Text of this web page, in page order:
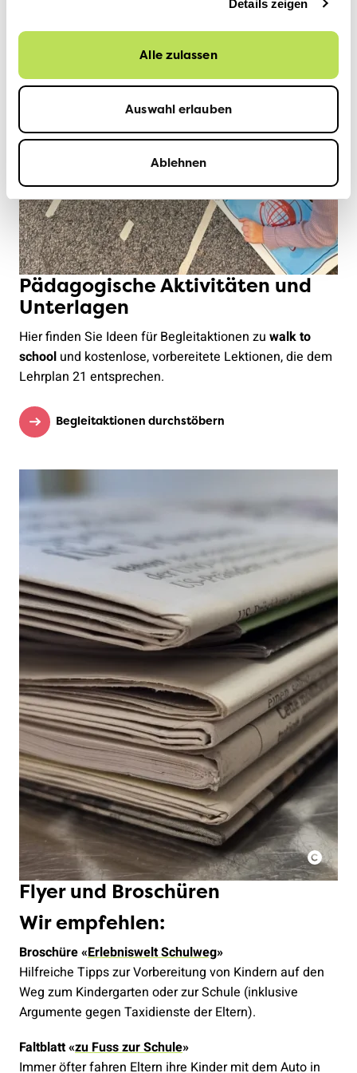
Details zeigen
Alle zulassen
Auswahl erlauben
Ablehnen
Pädagogische Aktivitäten und
Unterlagen
Hier finden Sie Ideen für Begleitaktionen zu walk to
school und kostenlose, vorbereitete Lektionen, die dem
Lehrplan 21 entsprechen.
Begleitaktionen durchstöbern
Flyer und Broschüren
Wir empfehlen:
Broschüre «Erlebniswelt Schulweg»
Hilfreiche Tipps zur Vorbereitung von Kindern auf den
Weg zum Kindergarten oder zur Schule (inklusive
Argumente gegen Taxidienste der Eltern).
Faltblatt «zu Fuss zur Schule»
Immer öfter fahren Eltern ihre Kinder mit dem Auto in